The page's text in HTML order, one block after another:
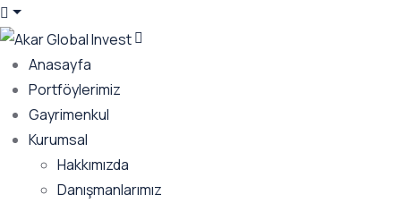
Anasayfa
Portföylerimiz
Gayrimenkul
Kurumsal
Hakkımızda
Danışmanlarımız